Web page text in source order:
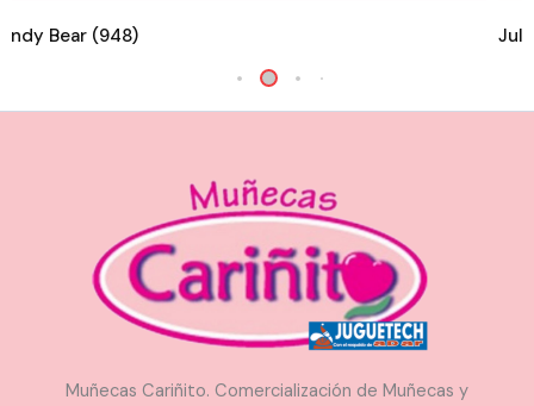
Bear (948)
Muñecas Cariñito. Comercialización de Muñecas y